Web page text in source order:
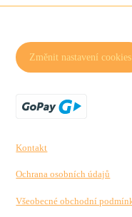
Změnit nastavení cookies
Kontakt
Ochrana osobních údajů
Všeobecné obchodní